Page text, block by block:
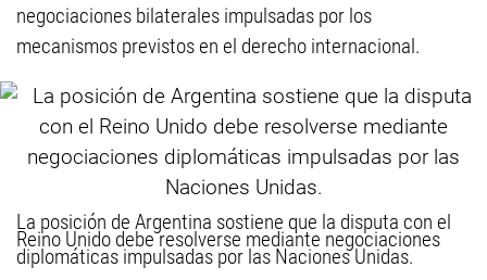
negociaciones bilaterales impulsadas por los
mecanismos previstos en el derecho internacional.
La posición de Argentina sostiene que la disputa con el
Reino Unido debe resolverse mediante negociaciones
diplomáticas impulsadas por las Naciones Unidas.